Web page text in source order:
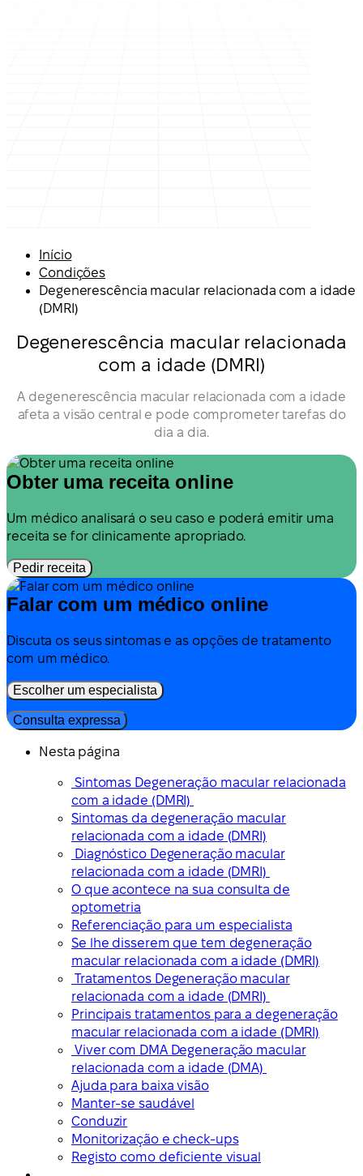
Início
Condições
Degenerescência macular relacionada com a idade
(DMRI)
Degenerescência macular relacionada
com a idade (DMRI)
A degenerescência macular relacionada com a idade
afeta a visão central e pode comprometer tarefas do
dia a dia.
Obter uma receita online
Um médico analisará o seu caso e poderá emitir uma
receita se for clinicamente apropriado.
Pedir receita
Falar com um médico online
Discuta os seus sintomas e as opções de tratamento
com um médico.
Escolher um especialista
Consulta expressa
Nesta página
Sintomas Degeneração macular relacionada
com a idade (DMRI)
Sintomas da degeneração macular
relacionada com a idade (DMRI)
Diagnóstico Degeneração macular
relacionada com a idade (DMRI)
O que acontece na sua consulta de
optometria
Referenciação para um especialista
Se lhe disserem que tem degeneração
macular relacionada com a idade (DMRI)
Tratamentos Degeneração macular
relacionada com a idade (DMRI)
Principais tratamentos para a degeneração
macular relacionada com a idade (DMRI)
Viver com DMA Degeneração macular
relacionada com a idade (DMA)
Ajuda para baixa visão
Manter-se saudável
Conduzir
Monitorização e check-ups
Registo como deficiente visual